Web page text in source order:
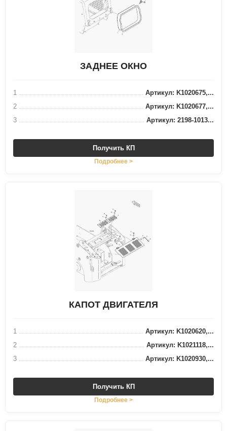
ЗАДНЕЕ ОКНО
1
Артикул: K1020675,...
2
Артикул: K1020677,...
3
Артикул: 2198-1013...
Получить КП
Подробнее >
КАПОТ ДВИГАТЕЛЯ
1
Артикул: K1020620,...
2
Артикул: K1021118,...
3
Артикул: K1020930,...
Получить КП
Подробнее >